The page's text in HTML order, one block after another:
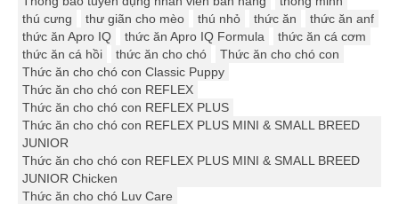
thú cưng
thư giãn cho mèo thú nhỏ thức ăn
thức ăn anf
thức ăn Apro IQ
thức ăn Apro IQ Formula
thức ăn cá cơm
thức ăn cá hồi
thức ăn cho chó
Thức ăn cho chó con
Thức ăn cho chó con Classic Puppy
Thức ăn cho chó con REFLEX
Thức ăn cho chó con REFLEX PLUS
Thức ăn cho chó con REFLEX PLUS MINI & SMALL BREED
JUNIOR
Thức ăn cho chó con REFLEX PLUS MINI & SMALL BREED
JUNIOR Chicken
Thức ăn cho chó Luv Care